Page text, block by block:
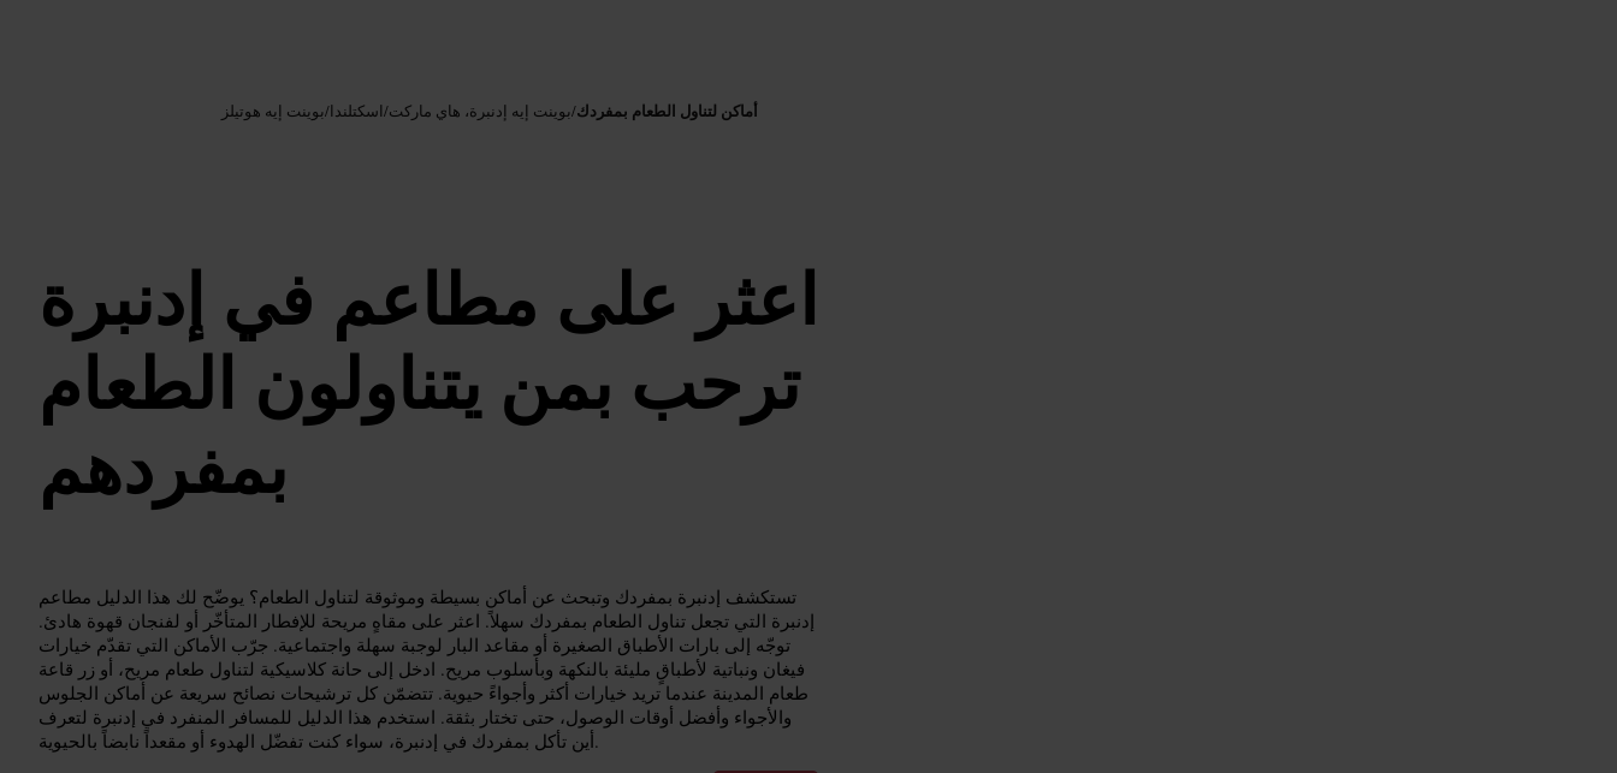
بوينت إيه هوتيلز/اسكتلندا/بوينت إيه إدنبرة، هاي ماركت/أماكن لتناول الطعام بمفردك
اعثر على مطاعم في إدنبرة
ترحب بمن يتناولون الطعام
بمفردهم
تستكشف إدنبرة بمفردك وتبحث عن أماكن بسيطة وموثوقة لتناول الطعام؟ يوضّح لك هذا الدليل مطاعم
إدنبرة التي تجعل تناول الطعام بمفردك سهلاً. اعثر على مقاهٍ مريحة للإفطار المتأخّر أو لفنجان قهوة هادئ.
توجّه إلى بارات الأطباق الصغيرة أو مقاعد البار لوجبة سهلة واجتماعية. جرّب الأماكن التي تقدّم خيارات
فيغان ونباتية لأطباقٍ مليئة بالنكهة وبأسلوب مريح. ادخل إلى حانة كلاسيكية لتناول طعام مريح، أو زر قاعة
طعام المدينة عندما تريد خيارات أكثر وأجواءً حيوية. تتضمّن كل ترشيحات نصائح سريعة عن أماكن الجلوس
والأجواء وأفضل أوقات الوصول، حتى تختار بثقة. استخدم هذا الدليل للمسافر المنفرد في إدنبرة لتعرف
أين تأكل بمفردك في إدنبرة، سواء كنت تفضّل الهدوء أو مقعداً نابضاً بالحيوية.